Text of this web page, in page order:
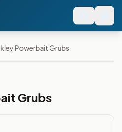
Powerbait Grubs
Grubs